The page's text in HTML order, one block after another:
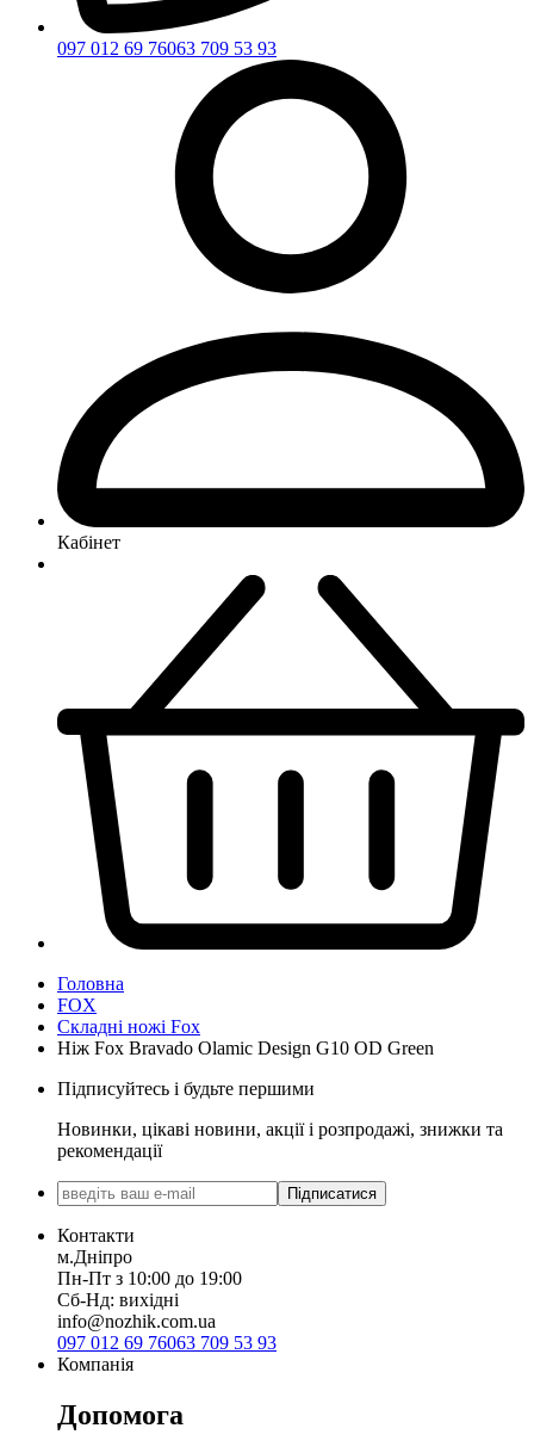
097 012 69 76063 709 53 93
Кабінет
Головна
FOX
Складні ножі Fox
Ніж Fox Bravado Olamic Design G10 OD Green
Підписуйтесь і будьте першими
Новинки, цікаві новини, акції і розпродажі, знижки та
рекомендації
Підписатися
Контакти
м.Дніпро
Пн-Пт з 10:00 до 19:00
Сб-Нд: вихідні
info@nozhik.com.ua
097 012 69 76063 709 53 93
Компанія
Допомога